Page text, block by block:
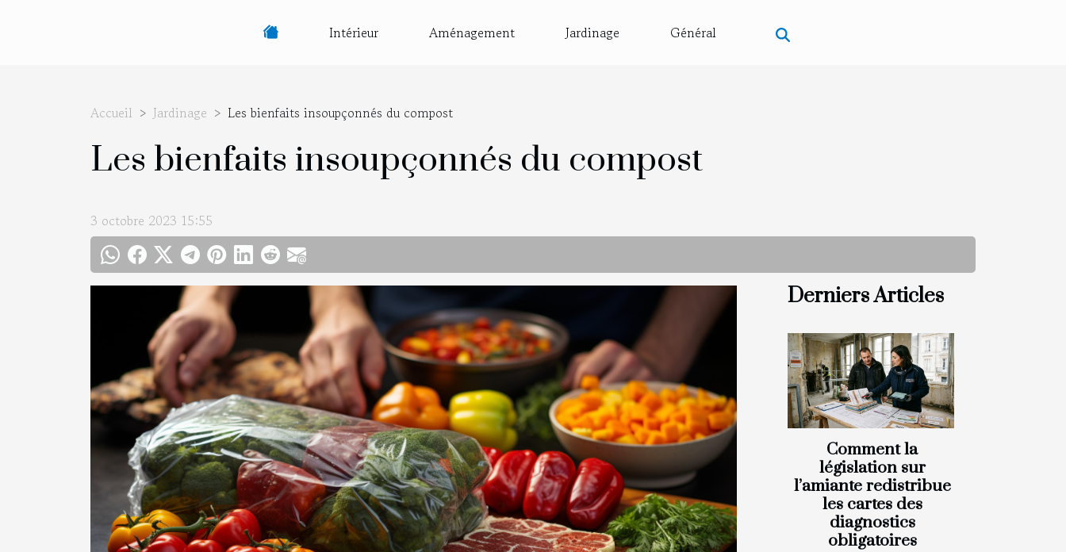
Intérieur Aménagement Jardinage Général
Accueil Jardinage Les bienfaits insoupçonnés du compost
Les bienfaits insoupçonnés du compost
3 octobre 2023 15:55
Derniers Articles
Comment la
législation sur
l’amiante redistribue
les cartes des
diagnostics
obligatoires